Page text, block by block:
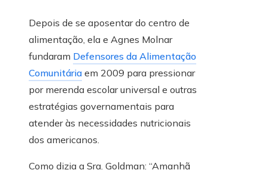
Depois de se aposentar do centro de
alimentação, ela e Agnes Molnar
fundaram Defensores da Alimentação
Comunitária em 2009 para pressionar
por merenda escolar universal e outras
estratégias governamentais para
atender às necessidades nutricionais
dos americanos.
Como dizia a Sra. Goldman: “Amanhã